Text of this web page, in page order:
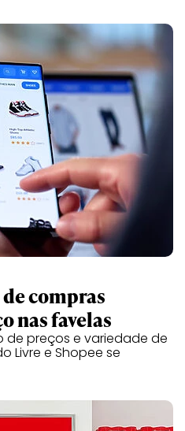
compras
nas favelas
preços e variedade de
Livre e Shopee se